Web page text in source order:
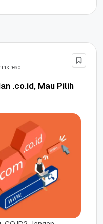
read
.co.id, Mau Pilih